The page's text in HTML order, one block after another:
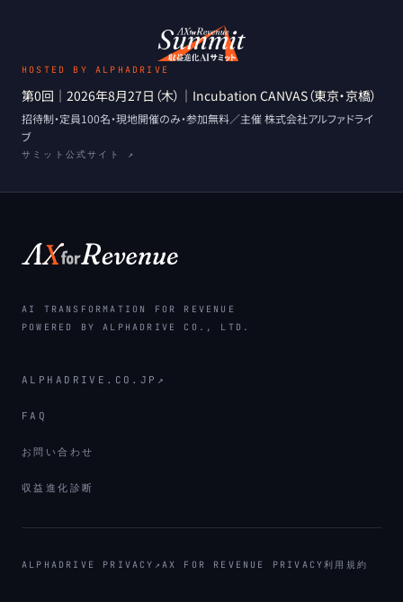
HOSTED BY ALPHADRIVE
第0回 ｜ 2026年8月27日（木） ｜ Incubation CANVAS（東京・京橋）
招待制・定員100名・現地開催のみ・参加無料／主催株式会社アルファドライ
ブ
サミット公式サイト ↗
AI TRANSFORMATION FOR REVENUE
POWERED BY ALPHADRIVE CO., LTD.
ALPHADRIVE.CO.JP ↗
FAQ
お問い合わせ
収益進化診断
ALPHADRIVE PRIVACY ↗ AX FOR REVENUE PRIVACY利用規約